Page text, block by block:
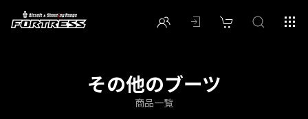
その他のブーツ
商品一覧